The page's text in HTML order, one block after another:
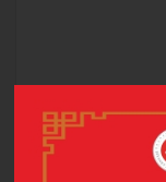
-